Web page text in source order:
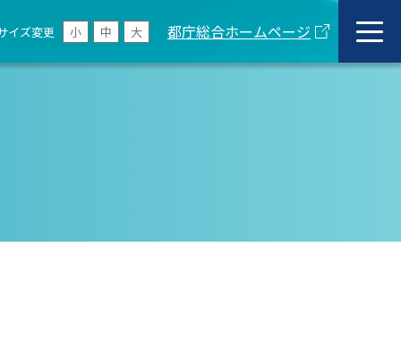
イズ変更 小 中 大 都庁総合ホームページ